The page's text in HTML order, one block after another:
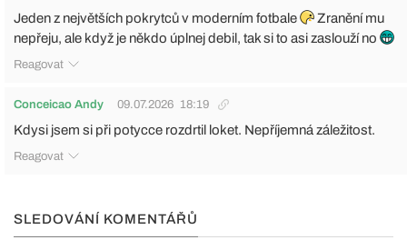
Jeden z největších pokrytců v moderním fotbale
Zranění mu
nepřeju, ale když je někdo úplnej debil, tak si to asi zaslouží no
Reagovat
Conceicao Andy 09.07.2026 18:19
Kdysi jsem si při potycce rozdrtil loket. Nepříjemná záležitost.
Reagovat
SLEDOVÁNÍ KOMENTÁŘŮ